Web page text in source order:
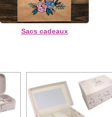
Sacs cadeaux